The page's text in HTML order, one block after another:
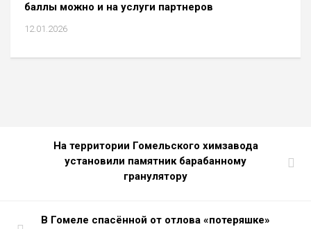
баллы можно и на услуги партнеров
12.01.2026
На территории Гомельского химзавода
установили памятник барабанному
гранулятору
В Гомеле спасённой от отлова «потеряшке»